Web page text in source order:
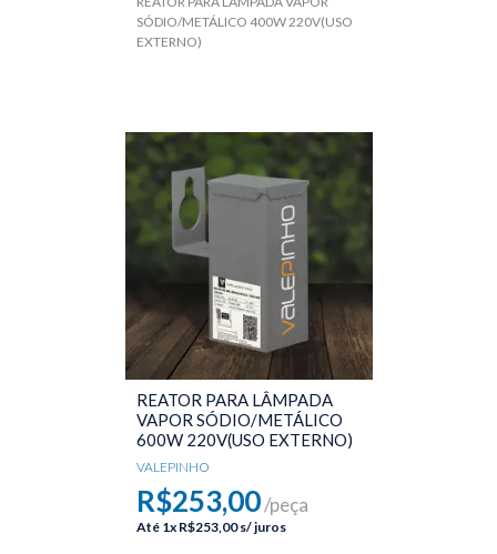
SÓDIO/METÁLICO 400W 220V(USO
EXTERNO)
REATOR PARA LÂMPADA
VAPOR SÓDIO/METÁLICO
600W 220V(USO EXTERNO)
VALEPINHO
R$253,00/peça
Até 1x R$253,00s/ juros